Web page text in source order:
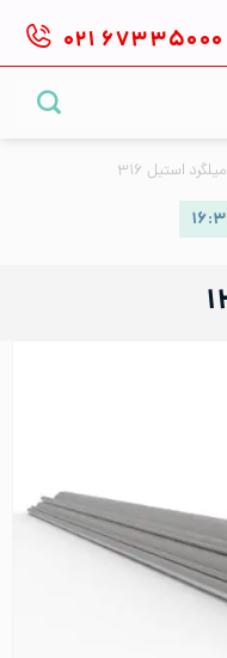
۰۲۱ ۶۷۳۳۵۰۰۰
میلگرد استیل ۳۱۶